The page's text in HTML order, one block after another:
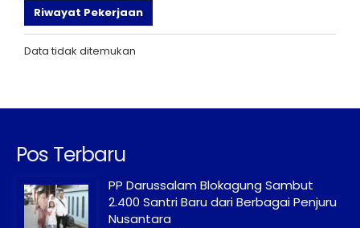
Riwayat Pekerjaan
Data tidak ditemukan
Pos Terbaru
PP Darussalam Blokagung Sambut
2.400 Santri Baru dari Berbagai Penjuru
Nusantara